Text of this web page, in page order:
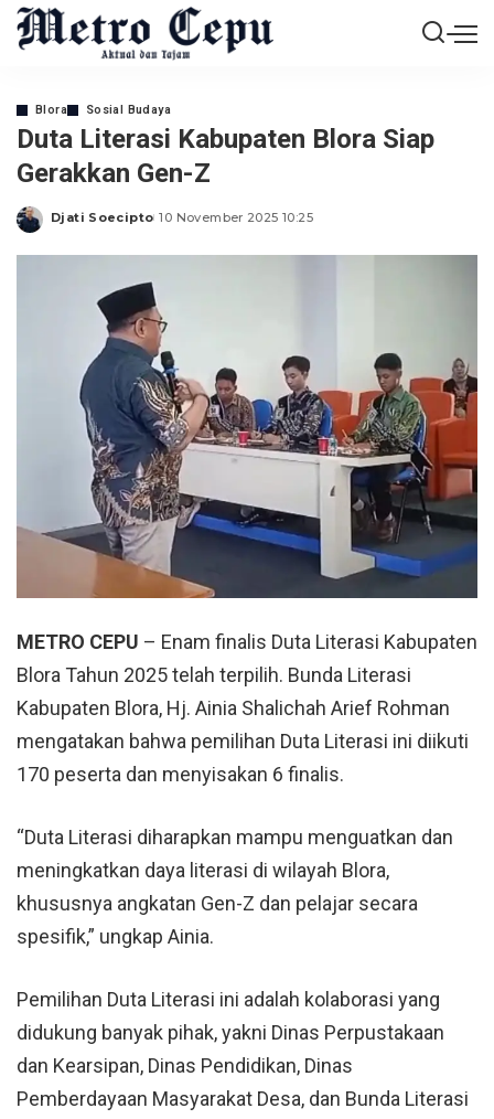
Blora Sosial Budaya
Duta Literasi Kabupaten Blora Siap
Gerakkan Gen-Z
Posted
Djati Soecipto 10 November 2025 10:25
METRO CEPU – Enam finalis Duta Literasi Kabupaten
Blora Tahun 2025 telah terpilih. Bunda Literasi
Kabupaten Blora, Hj. Ainia Shalichah Arief Rohman
mengatakan bahwa pemilihan Duta Literasi ini diikuti
170 peserta dan menyisakan 6 finalis.
“Duta Literasi diharapkan mampu menguatkan dan
meningkatkan daya literasi di wilayah Blora,
khususnya angkatan Gen-Z dan pelajar secara
spesifik,” ungkap Ainia.
Pemilihan Duta Literasi ini adalah kolaborasi yang
didukung banyak pihak, yakni Dinas Perpustakaan
dan Kearsipan, Dinas Pendidikan, Dinas
Pemberdayaan Masyarakat Desa, dan Bunda Literasi